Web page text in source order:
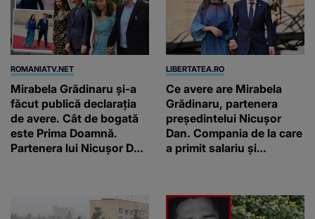
ROMANIATV.NET
Mirabela Grădinaru și-a
făcut publică declarația
de avere. Cât de bogată
este Prima Doamnă.
Partenera lui Nicușor Dan
LIBERTATEA.RO
Ce avere are Mirabela
Grădinaru, partenera
președintelui Nicușor
Dan. Compania de la care
a primit salariu și